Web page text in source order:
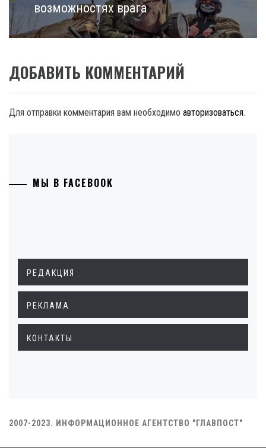
возможностях врага
ДОБАВИТЬ КОММЕНТАРИЙ
Для отправки комментария вам необходимо авторизоваться.
МЫ В FACEBOOK
РЕДАКЦИЯ
РЕКЛАМА
КОНТАКТЫ
2007-2023. ИНФОРМАЦИОННОЕ АГЕНТСТВО "ГЛАВПОСТ"